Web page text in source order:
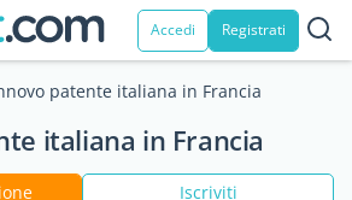
Accedi Registrati
patente italiana in Francia
italiana in Francia
Iscriviti